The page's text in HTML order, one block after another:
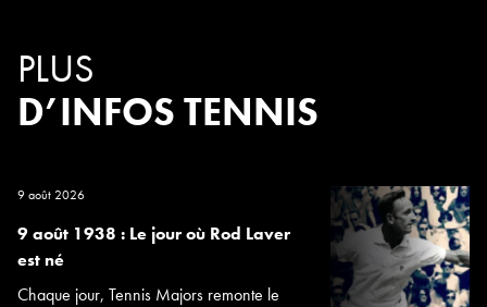
PLUS
D’INFOS TENNIS
9 août 2026
9 août 1938 : Le jour où Rod Laver
est né
Chaque jour, Tennis Majors remonte le